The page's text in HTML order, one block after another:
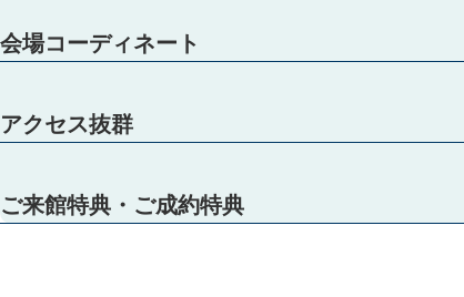
会場コーディネート
アクセス抜群
ご来館特典・ご成約特典